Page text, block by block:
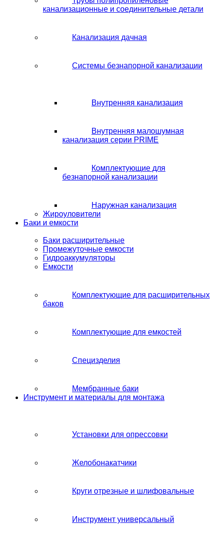
канализационные и соединительные детали
Канализация дачная
Системы безнапорной канализации
Внутренняя канализация
Внутренняя малошумная
канализация серии PRIME
Комплектующие для
безнапорной канализации
Наружная канализация
Жироуловители
Баки и емкости
Баки расширительные
Промежуточные емкости
Гидроаккумуляторы
Емкости
Комплектующие для расширительных
баков
Комплектующие для емкостей
Специзделия
Мембранные баки
Инструмент и материалы для монтажа
Установки для опрессовки
Желобонакатчики
Круги отрезные и шлифовальные
Инструмент универсальный